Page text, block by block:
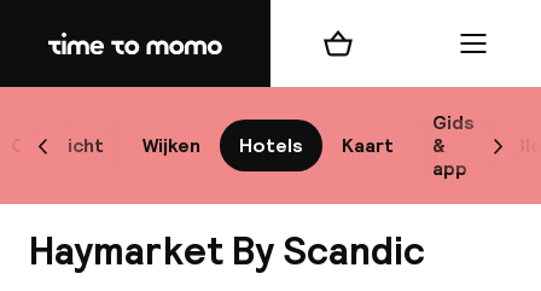
Home
Overzicht Wijken Hotels Kaart
Gids
&
app
Scroll naar links
Winkelmand Menu
Haymarket By Scandic